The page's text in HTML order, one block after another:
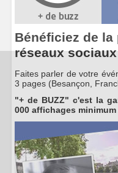
Bénéficiez de
réseaux
Faites parler de votre
3 pages (Besançon,
"+ de BUZZ" c'est la
000 affichages